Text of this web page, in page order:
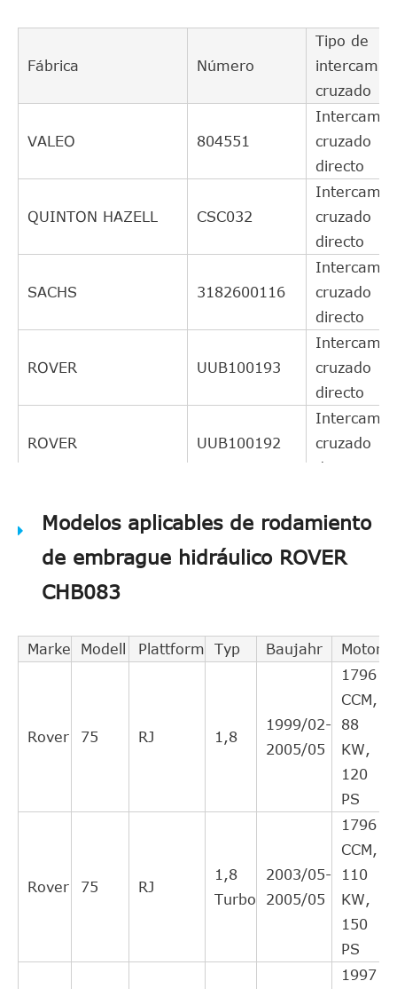
Fábrica Número
Tipo de
cruzado
VALEO 804551
cruzado
directo
QUINTON HAZELL CSC032
cruzado
directo
SACHS 3182600116
cruzado
directo
ROVER UUB100193
cruzado
directo
ROVER UUB100192
cruzado
directo
FTE ZA300371
cruzado
TEXTAR
cruzado
directo
NIÑA 1301134
cruzado
directo
cruzado
directo
NACIONAL NSC0032
cruzado
directo
cruzado
Modelos aplicables de rodamiento
de embrague hidráulico ROVER
CHB083
Marke Modell Plattform Typ Baujahr Motor
Rover 75 RJ 1,8
1999/02-
2005/05
1796
CCM,
88
KW,
120
PS
Rover 75 RJ
1,8
Turbo
2003/05-
2005/05
1796
CCM,
110
KW,
150
PS
1997